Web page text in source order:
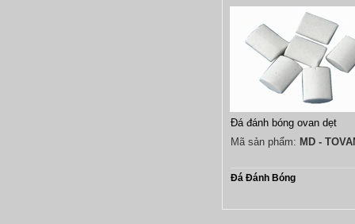
Đá đánh bóng ovan dẹt
Mã sản phẩm: MD -
Đá Đánh Bóng